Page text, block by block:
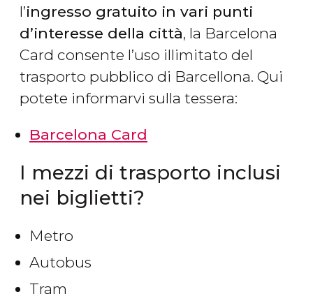
l’ingresso gratuito in vari punti
d’interesse della città, la Barcelona
Card consente l’uso illimitato del
trasporto pubblico di Barcellona. Qui
potete informarvi sulla tessera:
Barcelona Card
I mezzi di trasporto inclusi
nei biglietti?
Metro
Autobus
Tram